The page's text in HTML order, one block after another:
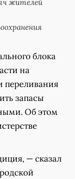
жителей
блока
на
переливания
запасы
Об этом
— сказал